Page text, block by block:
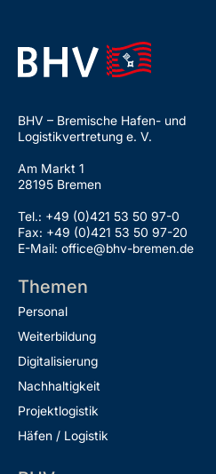
BHV – Bremische Hafen- und
Logistikvertretung e. V.
Am Markt 1
28195 Bremen
Tel.: +49 (0)421 53 50 97-0
Fax: +49 (0)421 53 50 97-20
E-Mail: office@bhv-bremen.de
Themen
Personal
Weiterbildung
Digitalisierung
Nachhaltigkeit
Projektlogistik
Häfen / Logistik